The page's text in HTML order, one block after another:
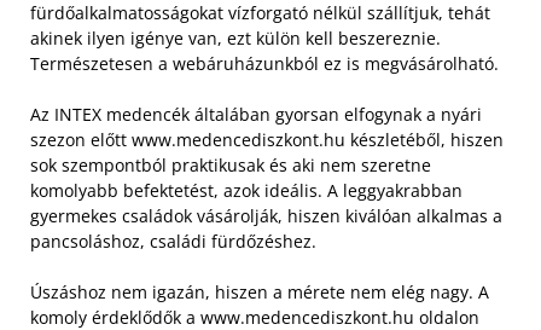
fürdőalkalmatosságokat vízforgató nélkül szállítjuk, tehát
akinek ilyen igénye van, ezt külön kell beszereznie.
Természetesen a webáruházunkból ez is megvásárolható.
Az INTEX medencék általában gyorsan elfogynak a nyári
szezon előtt www.medencediszkont.hu készletéből, hiszen
sok szempontból praktikusak és aki nem szeretne
komolyabb befektetést, azok ideális. A leggyakrabban
gyermekes családok vásárolják, hiszen kiválóan alkalmas a
pancsoláshoz, családi fürdőzéshez.
Úszáshoz nem igazán, hiszen a mérete nem elég nagy. A
komoly érdeklődők a www.medencediszkont.hu oldalon